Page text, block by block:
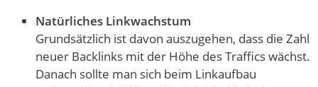
Natürliches Linkwachstum
Grundsätzlich ist davon auszugehen, dass die Zahl
neuer Backlinks mit der Höhe des Traffics wächst.
Danach sollte man sich beim Linkaufbau